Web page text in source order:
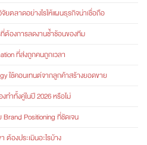
ยตลาดอย่างไรให้แผนธุรกิจน่าเชื่อถือ
ต้องการลดงานซ้ำซ้อนของทีม
ที่ส่งถูกคนถูกเวลา
ใช้คอนเทนต์จากลูกค้าสร้างยอดขาย
ทำทั้งคู่ในปี 2026 หรือไม่
Positioning ที่ชัดเจน
องประเมินอะไรบ้าง